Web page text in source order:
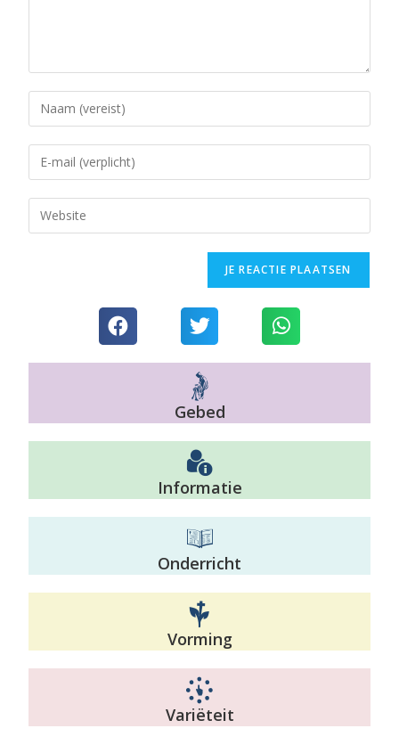
Gebed
Informatie
Onderricht
Vorming
Variëteit